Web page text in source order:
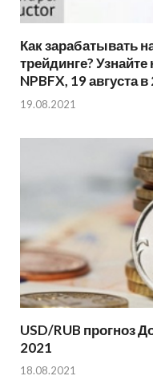
Как зарабатывать
трейдинге?
NPBFX, 19 августа
19.08.2021
USD/RUB прогноз
2021
18.08.2021